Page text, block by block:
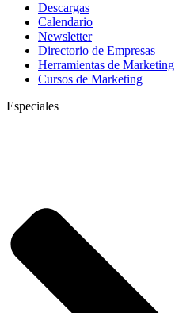
Descargas
Calendario
Newsletter
Directorio de Empresas
Herramientas de Marketing
Cursos de Marketing
Especiales